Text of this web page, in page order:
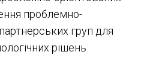
проблемно-
груп для
рішень